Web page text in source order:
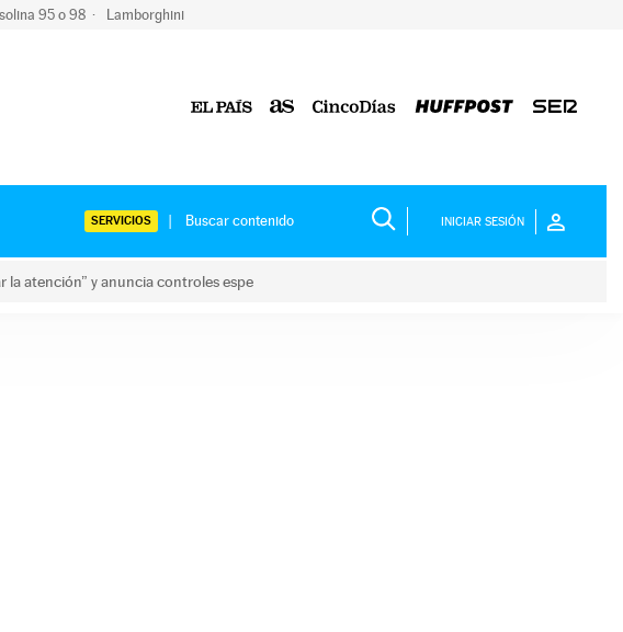
95 o 98 Lamborghini
SERVICIOS INICIAR SESIÓN
la atención” y anuncia controles espe